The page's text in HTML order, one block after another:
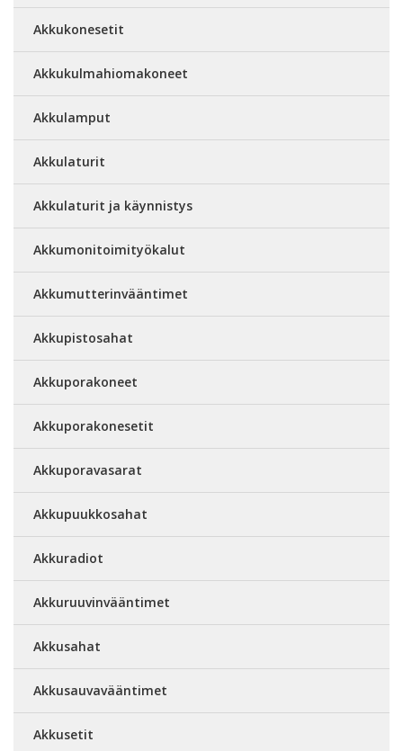
Akkukonesetit
Akkukulmahiomakoneet
Akkulamput
Akkulaturit
Akkulaturit ja käynnistys
Akkumonitoimityökalut
Akkumutterinvääntimet
Akkupistosahat
Akkuporakoneet
Akkuporakonesetit
Akkuporavasarat
Akkupuukkosahat
Akkuradiot
Akkuruuvinvääntimet
Akkusahat
Akkusauvavääntimet
Akkusetit